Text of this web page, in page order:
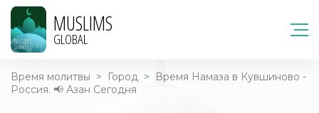
MUSLIMS
GLOBAL
Время молитвы > Город >
Время Намаза в Кувшиново -
Россия. 📢 Азан Сегодня